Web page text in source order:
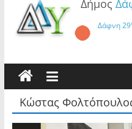
Δήμος
Δάφνη
Κώστας